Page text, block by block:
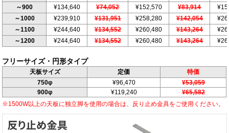
～900
¥134,640 ¥74,052 ¥152,570 ¥83,914
～1000
¥239,910 ¥131,951 ¥258,280 ¥142,054
～1100
¥244,640 ¥134,552 ¥260,480 ¥143,264
～1200
¥244,640 ¥134,552 ¥260,480 ¥143,264
フリーサイズ・円形タイプ
天板サイズ 定価
特価
750φ
¥96,470
¥53,059
900φ
¥119,240
¥65,582
※1500W以上の天板に独立脚を使用の場合は、反り止め金具をご使用ください。